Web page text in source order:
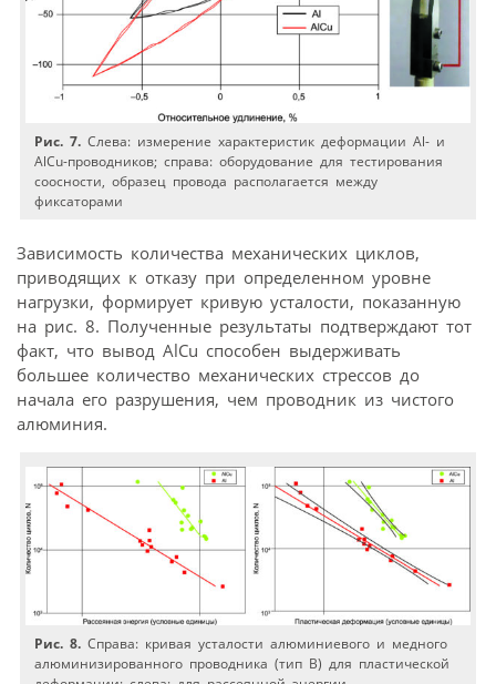
Рис. 7. Слева: измерение характеристик деформации Al- и
AlCu-проводников; справа: оборудование для тестирования
соосности, образец провода располагается между
фиксаторами
Зависимость количества механических циклов,
приводящих к отказу при определенном уровне
нагрузки, формирует кривую усталости, показанную
на рис. 8. Полученные результаты подтверждают тот
факт, что вывод AlCu способен выдерживать
большее количество механических стрессов до
начала его разрушения, чем проводник из чистого
алюминия.
Рис. 8. Справа: кривая усталости алюминиевого и медного
алюминизированного проводника (тип В) для пластической